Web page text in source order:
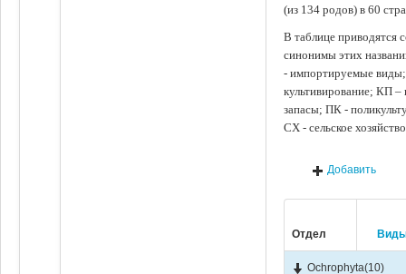
(из 134 родов) в 60
В таблице приводятся
синонимы этих
- импортируемые
культивирование; КП
запасы; ПК -
СХ - сельское
Добавить
Отдел
Ochrophyta(10)